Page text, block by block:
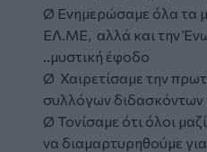
Ø Ενημερώσαμε όλα τα
ΕΛ.ΜΕ, αλλά και την
..μυστική έφοδο
Ø Χαιρετίσαμε την
συλλόγων διδασκόντων
Ø Τονίσαμε ότι όλοι
να διαμαρτυρηθούμε για